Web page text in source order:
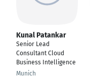
Kunal Patankar
Senior Lead
Consultant Cloud
Business Intelligence
Munich